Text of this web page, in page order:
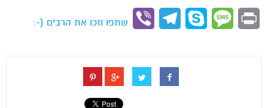
Print
Message
Skype
Telegram
Viber
שתפו וזכו את הרבים (-: